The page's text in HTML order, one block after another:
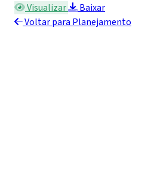
Visualizar
Baixar
Voltar para Planejamento